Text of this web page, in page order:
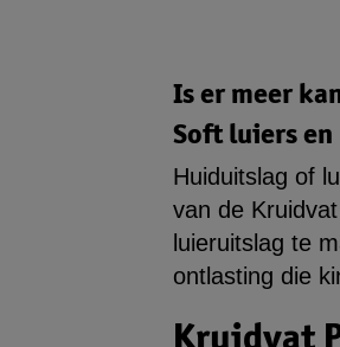
Is er meer
Soft luiers
Huiduitslag of
van de
luieruitslag te
ontlasting die
Kruidvat